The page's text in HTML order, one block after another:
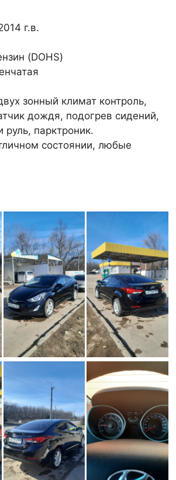
г.в.
(DOHS)
зонный климат контроль,
дождя, подогрев сидений,
руль, парктроник.
состоянии, любые